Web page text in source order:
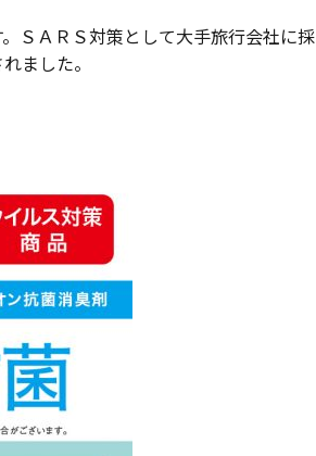
ＳＡＲＳ対策として大手旅行会社に採
ました。